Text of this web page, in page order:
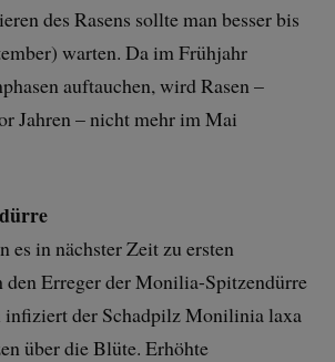
des Rasens sollte man besser bis
warten. Da im Frühjahr
auftauchen, wird Rasen –
Jahren – nicht mehr im Mai
es in nächster Zeit zu ersten
Erreger der Monilia-Spitzendürre
der Schadpilz Monilinia laxa
über die Blüte. Erhöhte